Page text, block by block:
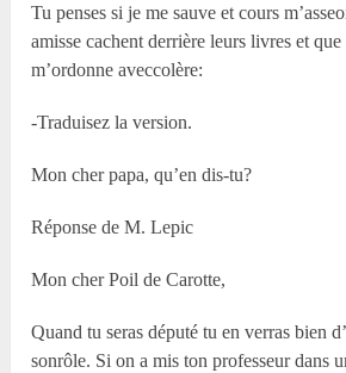
Tu penses si je me sauve et cours
amisse cachent derrière leurs livres et
m’ordonne aveccolère:
-Traduisez la version.
Mon cher papa, qu’en dis-tu?
Réponse de M. Lepic
Mon cher Poil de Carotte,
Quand tu seras député tu en verras bien
sonrôle. Si on a mis ton professeur dans